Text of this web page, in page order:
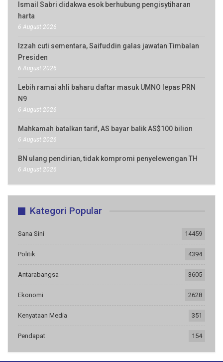
Ismail Sabri didakwa esok berhubung pengisytiharan
harta
6 August 2026
Izzah cuti sementara, Saifuddin galas jawatan Timbalan
Presiden
6 August 2026
Lebih ramai ahli baharu daftar masuk UMNO lepas PRN
N9
6 August 2026
Mahkamah batalkan tarif, AS bayar balik AS$100 bilion
6 August 2026
BN ulang pendirian, tidak kompromi penyelewengan TH
6 August 2026
Kategori Popular
Sana Sini 14459
Politik 4394
Antarabangsa 3605
Ekonomi 2628
Kenyataan Media 351
Pendapat 154